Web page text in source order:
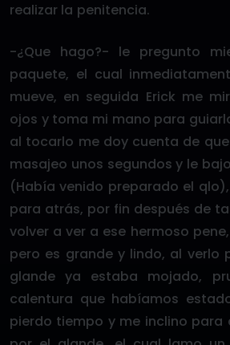
realizar la penitencia.
-¿Que hago?- le pregunto
paquete, el cual
mueve, en seguida Erick me
ojos y toma mi mano para
al tocarlo me doy cuenta de
masajeo unos segundos y le
(Había venido preparado el
para atrás, por fin después de
volver a ver a ese hermoso
pero es grande y lindo, al verlo
glande ya estaba mojado,
calentura que habíamos
pierdo tiempo y me inclino para